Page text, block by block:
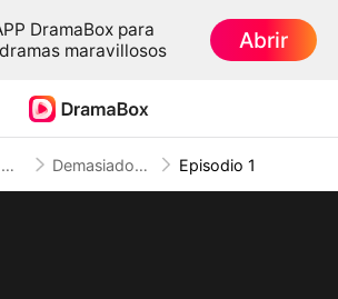
DramaBox para
maravillosos
Abrir
Identidad Oculta Demasiado tarde, mi ex rey del campus Episodio 1